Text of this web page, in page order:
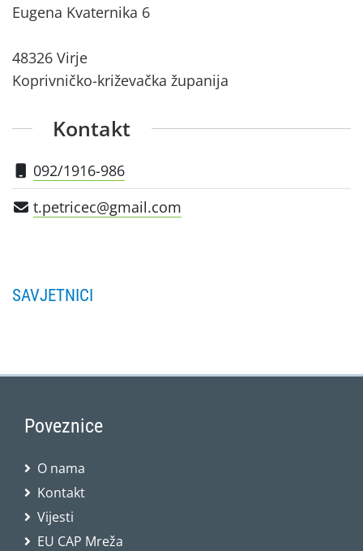
Eugena Kvaternika 6
48326 Virje
Koprivničko-križevačka županija
Kontakt
092/1916-986
t.petricec@gmail.com
SAVJETNICI
Poveznice
O nama
Kontakt
Vijesti
EU CAP Mreža